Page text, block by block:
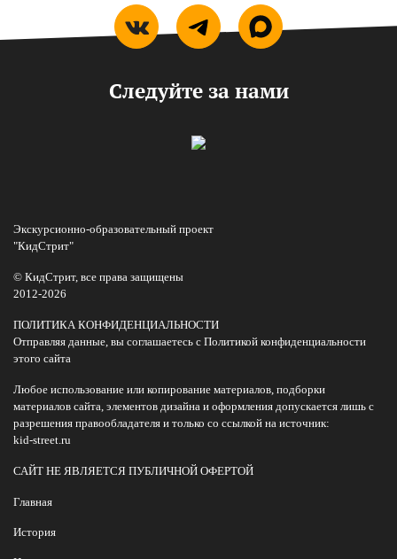
Следуйте за нами
Экскурсионно-образовательный проект
"КидСтрит"
© КидСтрит, все права защищены
2012-2026
ПОЛИТИКА КОНФИДЕНЦИАЛЬНОСТИ
Отправляя данные, вы соглашаетесь с Политикой конфиденциальности
этого сайта
Любое использование или копирование материалов, подборки
материалов сайта, элементов дизайна и оформления допускается лишь с
разрешения правообладателя и только со ссылкой на источник:
kid-street.ru
САЙТ НЕ ЯВЛЯЕТСЯ ПУБЛИЧНОЙ ОФЕРТОЙ
Главная
История